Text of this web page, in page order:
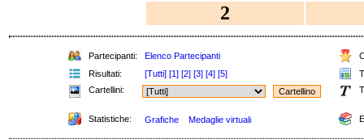
2
Partecipanti: Elenco Partecipanti
Risultati:
[Tutti] [1] [2] [3] [4] [5]
Cartellini:
Statistiche: Grafiche Medaglie virtuali